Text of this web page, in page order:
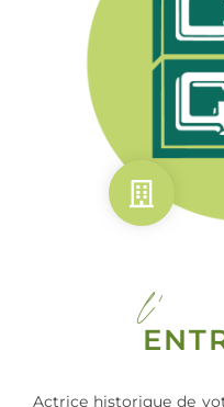
l'
Actrice historique de